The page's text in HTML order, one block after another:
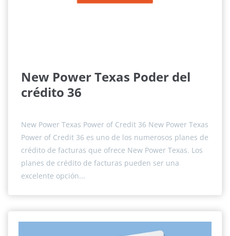
New Power Texas Poder del
crédito 36
New Power Texas Power of Credit 36 New Power Texas
Power of Credit 36 es uno de los numerosos planes de
crédito de facturas que ofrece New Power Texas. Los
planes de crédito de facturas pueden ser una
excelente opción...